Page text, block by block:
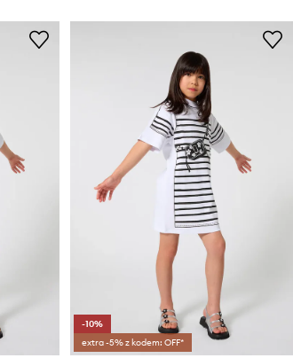
-10%
extra -5% z kodem: OFF*